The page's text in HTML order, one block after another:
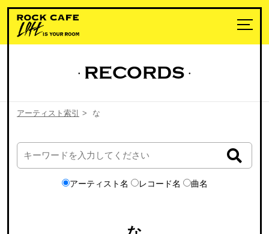
RECORDS
アーティスト索引 > な
アーティスト名 レコード名 曲名